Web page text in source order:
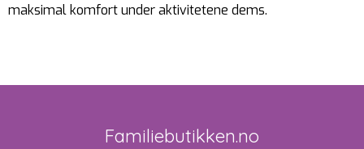
maksimal komfort under aktivitetene dems.
Familiebutikken.no